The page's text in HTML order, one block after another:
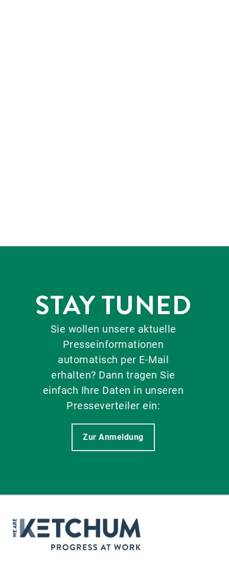
STAY TUNED
Sie wollen unsere aktuelle
Presseinformationen
automatisch per E-Mail
erhalten? Dann tragen Sie
einfach Ihre Daten in unseren
Presseverteiler ein:
Zur Anmeldung